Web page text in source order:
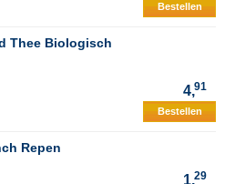
Bestellen
Thee Biologisch
4,91
Bestellen
Repen
1,29